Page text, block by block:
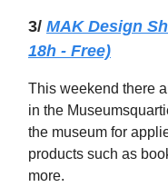
3/ MAK Design
18h - Free)
This weekend there
in the
the museum for
products such as
more.